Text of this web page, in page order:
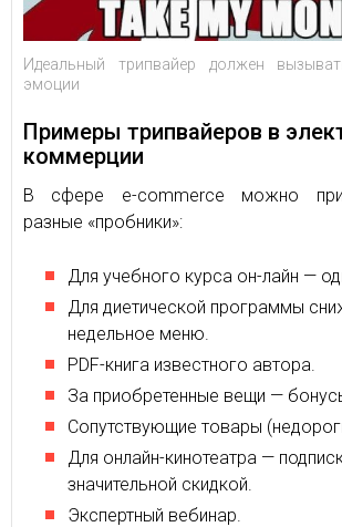
Идеальный трипвайер должен
эмоции
Примеры трипвайеров в
коммерции
В сфере e-commerce можно
разные «пробники»:
Для учебного курса он-лайн —
Для диетической программы
недельное меню.
PDF-книга известного автора.
За приобретенные вещи —
Сопутствующие товары
Для онлайн-кинотеатра —
значительной скидкой.
Экспертный вебинар.